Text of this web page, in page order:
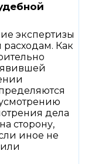
экспертизы
расходам. Как
дела
сторону,
иное не